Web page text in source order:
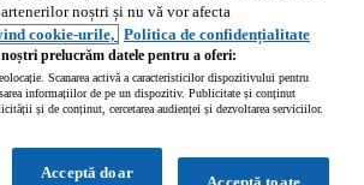
acum aplicația Autovit.ro
noștri și nu vă vor afecta
cookie-urile, Politica de confidențialitate
prelucrăm datele pentru a oferi:
Scanarea activă a caracteristicilor dispozitivului pentru
informațiilor de pe un dispozitiv. Publicitate și conținut
și de conținut, cercetarea audienței și dezvoltarea serviciilor.
Acceptă toate
Acceptă doar